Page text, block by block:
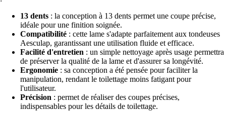
13 dents : la conception à 13 dents permet une coupe précise,
idéale pour une finition soignée.
Compatibilité : cette lame s'adapte parfaitement aux tondeuses
Aesculap, garantissant une utilisation fluide et efficace.
Facilité d'entretien : un simple nettoyage après usage permettra
de préserver la qualité de la lame et d'assurer sa longévité.
Ergonomie : sa conception a été pensée pour faciliter la
manipulation, rendant le toilettage moins fatigant pour
l'utilisateur.
Précision : permet de réaliser des coupes précises,
indispensables pour les détails de toilettage.